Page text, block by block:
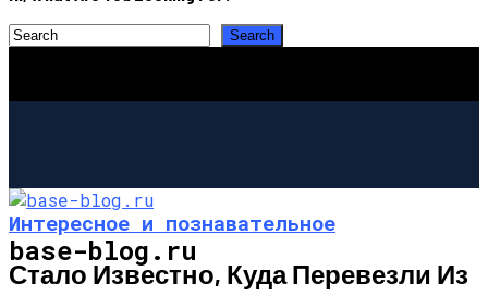
base-blog.ru
Интересное и познавательное
Стало Известно, Куда Перевезли Из